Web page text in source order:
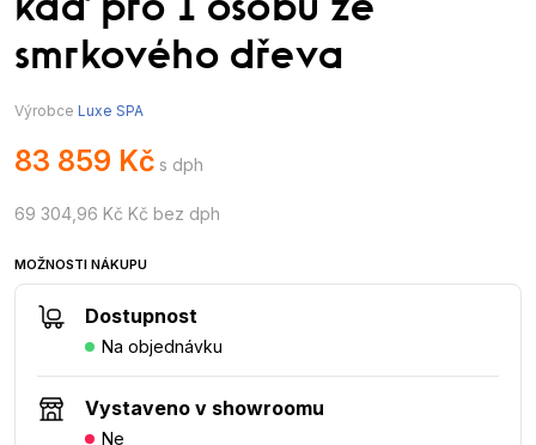
káď pro 1 osobu ze
smrkového dřeva
Výrobce Luxe SPA
83 859 Kč s dph
69 304,96 Kč Kč bez dph
MOŽNOSTI NÁKUPU
Dostupnost
Na objednávku
Vystaveno v showroomu
Ne